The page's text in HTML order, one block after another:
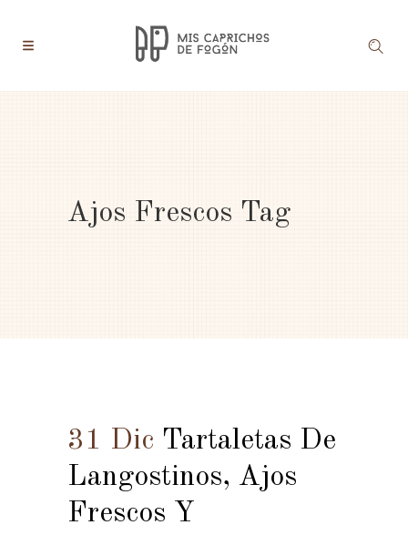
Ajos Frescos Tag
31 Dic Tartaletas De
Langostinos, Ajos
Frescos Y